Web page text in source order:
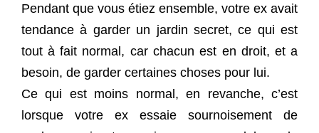
Pendant que vous étiez ensemble, votre ex avait
tendance à garder un jardin secret, ce qui est
tout à fait normal, car chacun est en droit, et a
besoin, de garder certaines choses pour lui.
Ce qui est moins normal, en revanche, c’est
lorsque votre ex essaie sournoisement de